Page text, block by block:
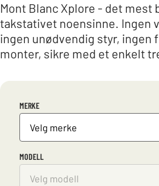
Mont Blanc Xplore - det mest
takstativet noensinne. Ingen
ingen unødvendig styr, ingen
monter, sikre med et enkelt
MERKE
MODELL